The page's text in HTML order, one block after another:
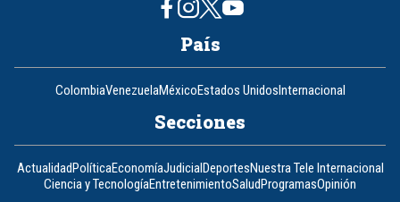
País
ColombiaVenezuelaMéxicoEstados UnidosInternacional
Secciones
ActualidadPolíticaEconomíaJudicialDeportesNuestra Tele Internacional
Ciencia y TecnologíaEntretenimientoSaludProgramasOpinión